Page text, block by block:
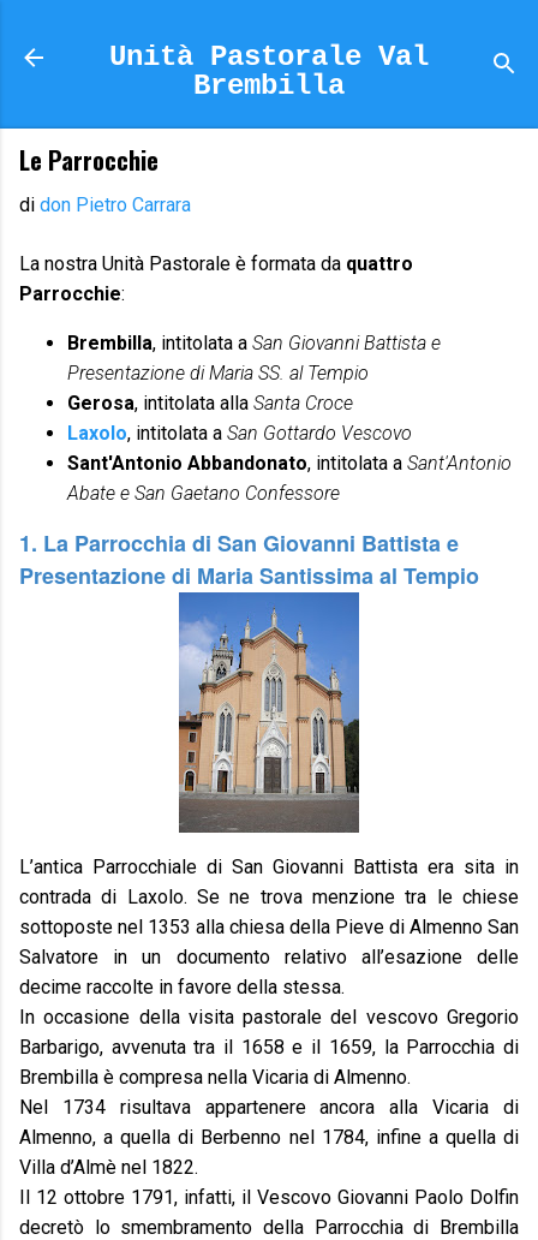
Unità Pastorale Val
Brembilla
Le Parrocchie
di don Pietro Carrara
La nostra Unità Pastorale è formata da quattro
Parrocchie:
Brembilla, intitolata a San Giovanni Battista e
Presentazione di Maria SS. al Tempio
Gerosa, intitolata alla Santa Croce
Laxolo, intitolata a San Gottardo Vescovo
Sant'Antonio Abbandonato, intitolata a Sant'Antonio
Abate e San Gaetano Confessore
1. La Parrocchia di San Giovanni Battista e
Presentazione di Maria Santissima al Tempio
L’antica Parrocchiale di San Giovanni Battista era sita in
contrada di Laxolo. Se ne trova menzione tra le chiese
sottoposte nel 1353 alla chiesa della Pieve di Almenno San
Salvatore in un documento relativo all’esazione delle
decime raccolte in favore della stessa.
In occasione della visita pastorale del vescovo Gregorio
Barbarigo, avvenuta tra il 1658 e il 1659, la Parrocchia di
Brembilla è compresa nella Vicaria di Almenno.
Nel 1734 risultava appartenere ancora alla Vicaria di
Almenno, a quella di Berbenno nel 1784, infine a quella di
Villa d’Almè nel 1822.
Il 12 ottobre 1791, infatti, il Vescovo Giovanni Paolo Dolfin
decretò lo smembramento della Parrocchia di Brembilla